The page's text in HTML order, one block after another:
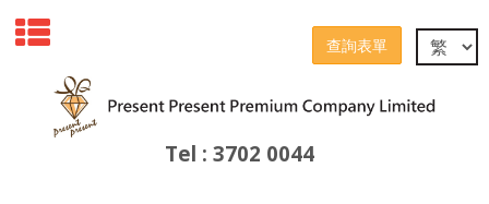
查詢表單
Tel : 3702 0044